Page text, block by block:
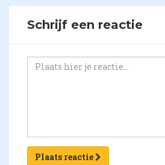
Schrijf een reactie
Plaats reactie